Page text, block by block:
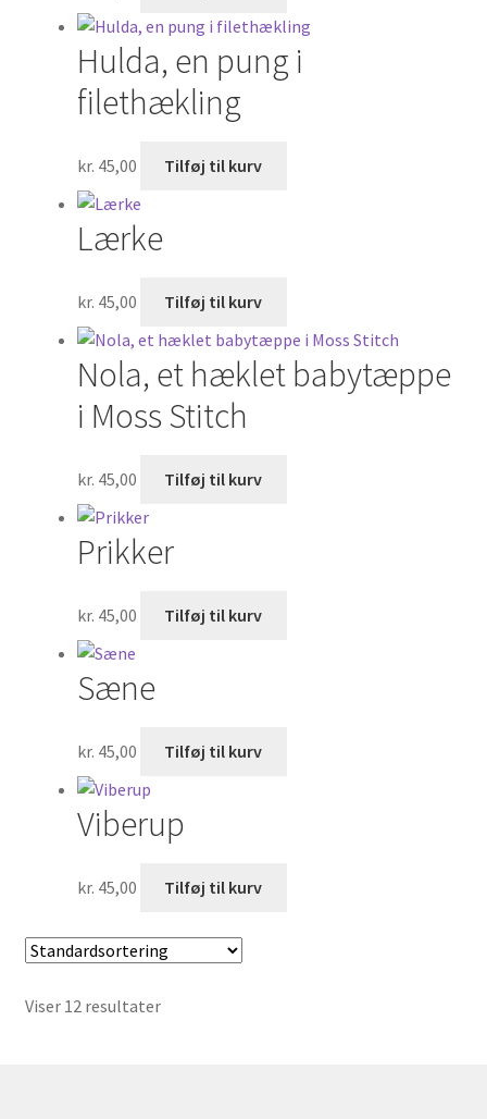
Hulda, en pung i
filethækling
kr. 45,00 Tilføj til kurv
Lærke
kr. 45,00 Tilføj til kurv
Nola, et hæklet babytæppe
i Moss Stitch
kr. 45,00 Tilføj til kurv
Prikker
kr. 45,00 Tilføj til kurv
Sæne
kr. 45,00 Tilføj til kurv
Viberup
kr. 45,00 Tilføj til kurv
Viser 12 resultater